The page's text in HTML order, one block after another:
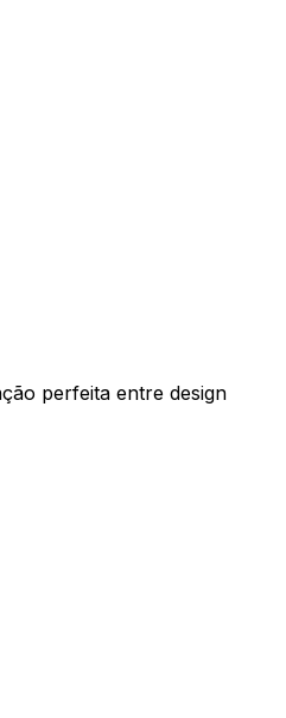
perfeita entre design